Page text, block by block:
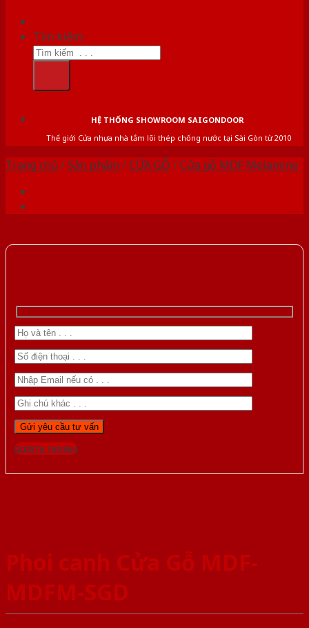
Tìm kiếm:
HỆ THỐNG SHOWROOM SAIGONDOOR
Thế giới Cửa nhựa nhà tắm lõi thép chống nước tại Sài Gòn từ 2010
Trang chủ /Sản phẩm /CỬA GỖ /Cửa gỗ MDF Melamine
Gọi 0976.169.864
Phoi canh Cửa Gỗ MDF-
MDFM-SGD